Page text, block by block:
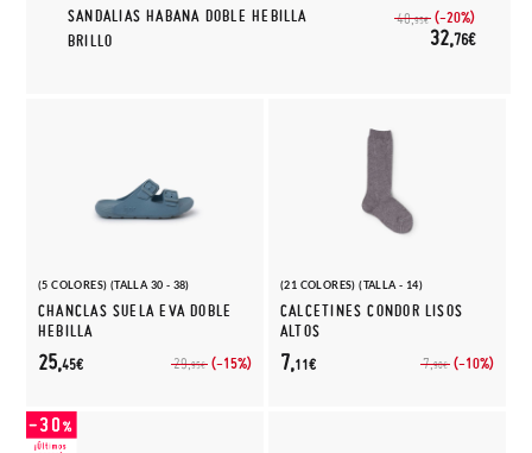
SANDALIAS HABANA DOBLE HEBILLA
BRILLO
40,95€ (-20%)
32,76€
(5 COLORES) (TALLA 30 - 38)
CHANCLAS SUELA EVA DOBLE
HEBILLA
29,95€ (-15%)
25,45€
(21 COLORES) (TALLA - 14)
CALCETINES CONDOR LISOS
ALTOS
7,90€ (-10%)
7,11€